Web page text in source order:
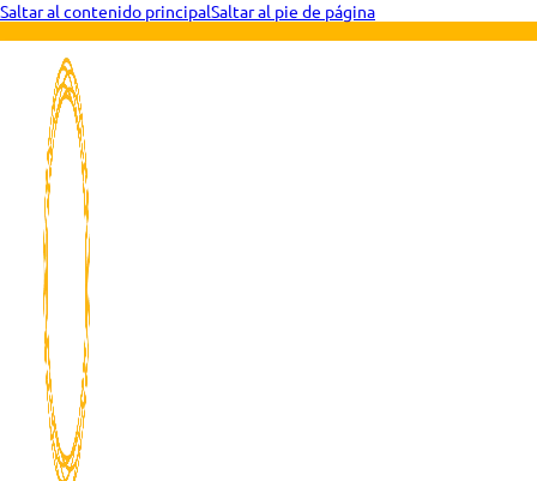
Saltar al contenido principalSaltar al pie de página